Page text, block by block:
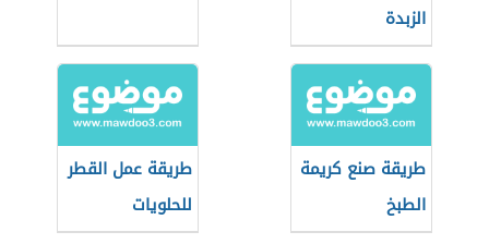
الزبدة
طريقة صنع كريمة
الطبخ
طريقة عمل القطر
للحلويات